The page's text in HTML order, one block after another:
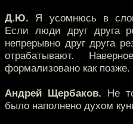
Д.Ю. Я усомнюсь в
Если люди друг друга
непрерывно друг друга
отрабатывают.
формализовано как позже.
Андрей Щербаков. Не
было наполнено духом